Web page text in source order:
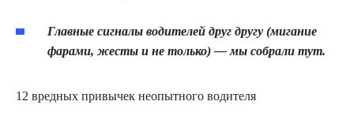
Главные сигналы водителей друг другу (мигание
фарами, жесты и не только) — мы собрали тут.
12 вредных привычек неопытного водителя